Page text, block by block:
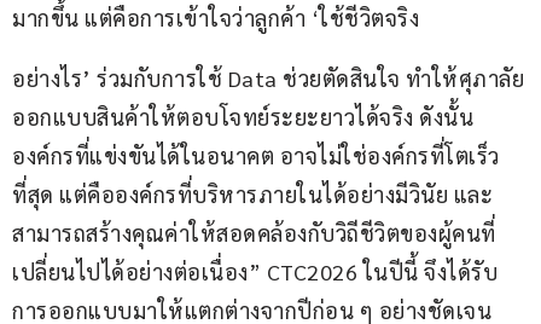
มากขึ้น แต่คือการเข้าใจว่าลูกค้า ‘ใช้ชีวิตจริง
อย่างไร’ ร่วมกับการใช้ Data ช่วยตัดสินใจ ทำให้ศุภาลัย
ออกแบบสินค้าให้ตอบโจทย์ระยะยาวได้จริง ดังนั้น
องค์กรที่แข่งขันได้ในอนาคต อาจไม่ใช่องค์กรที่โตเร็ว
ที่สุด แต่คือองค์กรที่บริหารภายในได้อย่างมีวินัย และ
สามารถสร้างคุณค่าให้สอดคล้องกับวิถีชีวิตของผู้คนที่
เปลี่ยนไปได้อย่างต่อเนื่อง” CTC2026 ในปีนี้ จึงได้รับ
การออกแบบมาให้แตกต่างจากปีก่อน ๆ อย่างชัดเจน